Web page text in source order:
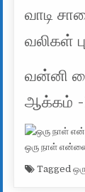
வாடி
வலிகள்
வன்னி
ஆக்கம் -
ஒரு நாள்
Tagged